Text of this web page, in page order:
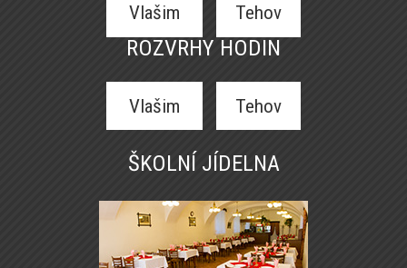
Vlašim Tehov
ROZVRHY HODIN
Vlašim Tehov
ŠKOLNÍ JÍDELNA